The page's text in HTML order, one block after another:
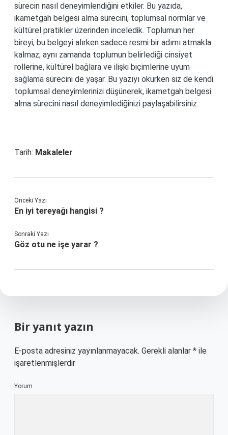
sürecin nasıl deneyimlendiğini etkiler. Bu yazıda,
ikametgah belgesi alma sürecini, toplumsal normlar ve
kültürel pratikler üzerinden inceledik. Toplumun her
bireyi, bu belgeyi alırken sadece resmi bir adımı atmakla
kalmaz; aynı zamanda toplumun belirlediği cinsiyet
rollerine, kültürel bağlara ve ilişki biçimlerine uyum
sağlama sürecini de yaşar. Bu yazıyı okurken siz de kendi
toplumsal deneyimlerinizi düşünerek, ikametgah belgesi
alma sürecini nasıl deneyimlediğinizi paylaşabilirsiniz.
Tarih: Makaleler
Önceki Yazı
En iyi tereyağı hangisi ?
Sonraki Yazı
Göz otu ne işe yarar ?
Bir yanıt yazın
E-posta adresiniz yayınlanmayacak. Gerekli alanlar * ile
işaretlenmişlerdir
Yorum